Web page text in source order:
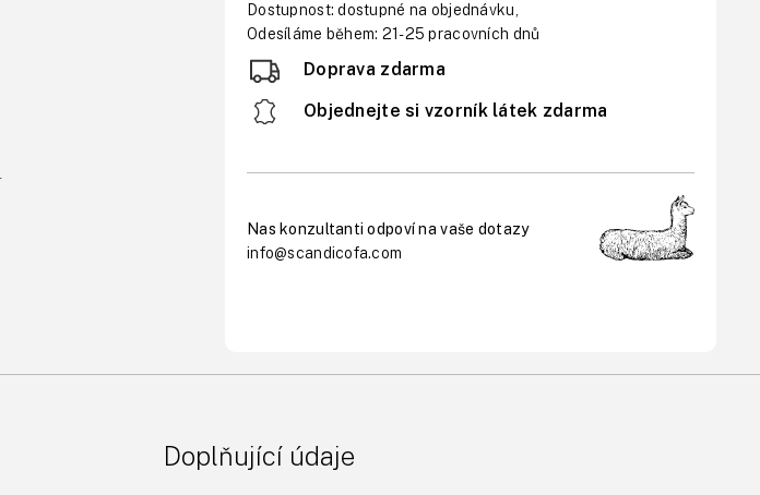
Dostupnost:dostupné na objednávku,
Odesíláme během: 21-25 pracovních dnů
Doprava zdarma
Objednejte si vzorník látek zdarma
Nas konzultanti odpoví na vaše dotazy
info@scandicofa.com
Doplňující údaje